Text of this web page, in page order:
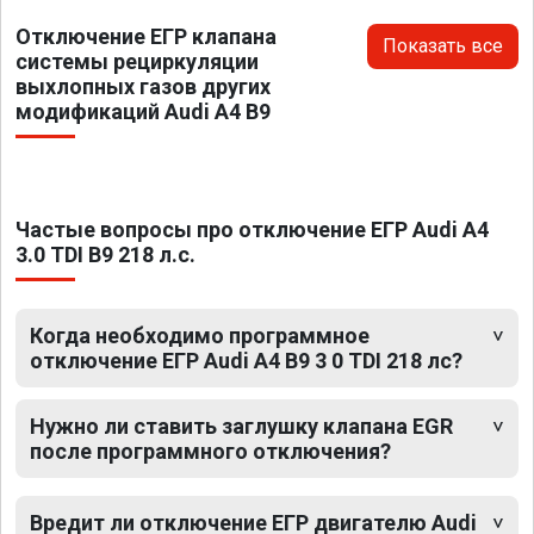
Отключение ЕГР клапана
системы рециркуляции
выхлопных газов других
модификаций Audi A4 B9
Показать все
Частые вопросы про отключение ЕГР Audi A4
3.0 TDI B9 218 л.с.
Когда необходимо программное
отключение ЕГР Audi A4 B9 3 0 TDI 218 лс?
Нужно ли ставить заглушку клапана EGR
после программного отключения?
Вредит ли отключение ЕГР двигателю Audi